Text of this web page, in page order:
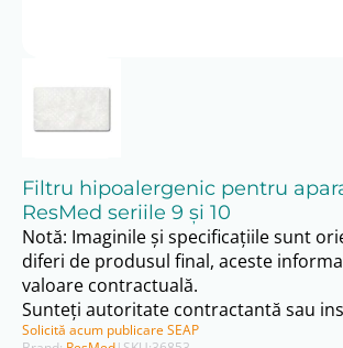
Filtru hipoalergenic pentru
ResMed seriile 9 și 10
Notă: Imaginile și specificațiile sunt
diferi de produsul final, aceste
valoare contractuală.
Sunteți autoritate contractantă sau
Solicită acum publicare SEAP